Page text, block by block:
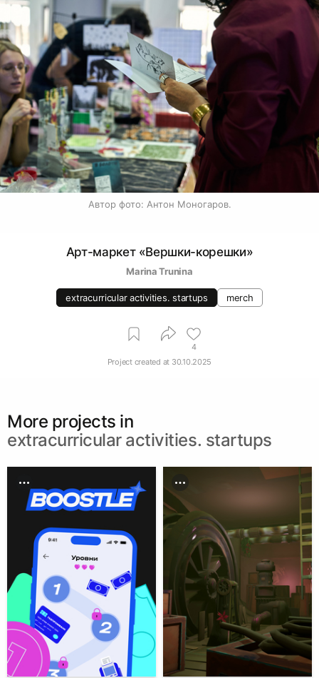
Автор фото: Антон Моногаров.
Арт-маркет «Вершки-корешки»
Marina Trunina
extracurricular activities. startups merch
4
Project created at 30.10.2025
More projects in
extracurricular activities. startups